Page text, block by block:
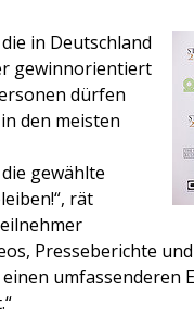
in Deutschland
gewinnorientiert
dürfen
den meisten
gewählte
rät
Presseberichte
umfassenderen